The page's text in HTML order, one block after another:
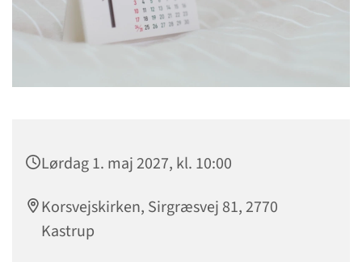
Lørdag 1. maj 2027, kl. 10:00
Korsvejskirken, Sirgræsvej 81, 2770
Kastrup